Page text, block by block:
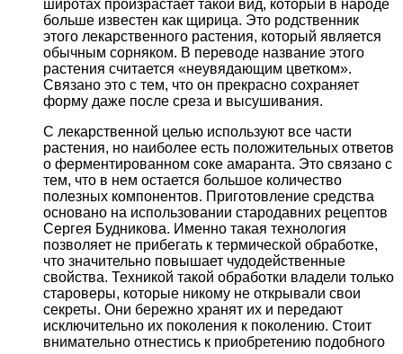
широтах произрастает такой вид, который в народе
больше известен как щирица. Это родственник
этого лекарственного растения, который является
обычным сорняком. В переводе название этого
растения считается «неувядающим цветком».
Связано это с тем, что он прекрасно сохраняет
форму даже после среза и высушивания.
С лекарственной целью используют все части
растения, но наиболее есть положительных ответов
о ферментированном соке амаранта. Это связано с
тем, что в нем остается большое количество
полезных компонентов. Приготовление средства
основано на использовании стародавних рецептов
Сергея Будникова. Именно такая технология
позволяет не прибегать к термической обработке,
что значительно повышает чудодейственные
свойства. Техникой такой обработки владели только
староверы, которые никому не открывали свои
секреты. Они бережно хранят их и передают
исключительно их поколения к поколению. Стоит
внимательно отнестись к приобретению подобного